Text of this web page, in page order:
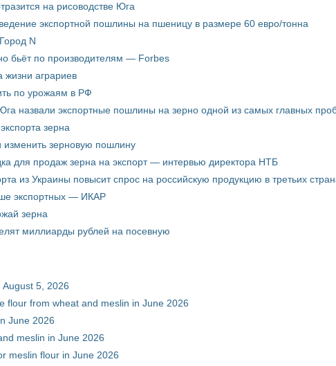
на рисоводстве Юга
экспортной пошлины на пшеницу в размере 60 евро/тонна
N
бьёт по производителям — Forbes
жизни аграриев
по урожаям в РФ
назвали экспортные пошлины на зерно одной из самых главных
зерна
изменить зерновую пошлину
для продаж зерна на экспорт — интервью директора НТБ
из Украины повысит спрос на российскую продукцию в третьих
экспортных — ИКАР
зерна
миллиарды рублей на посевную
5, 2026
flour from wheat and meslin in June 2026
June 2026
meslin in June 2026
meslin flour in June 2026